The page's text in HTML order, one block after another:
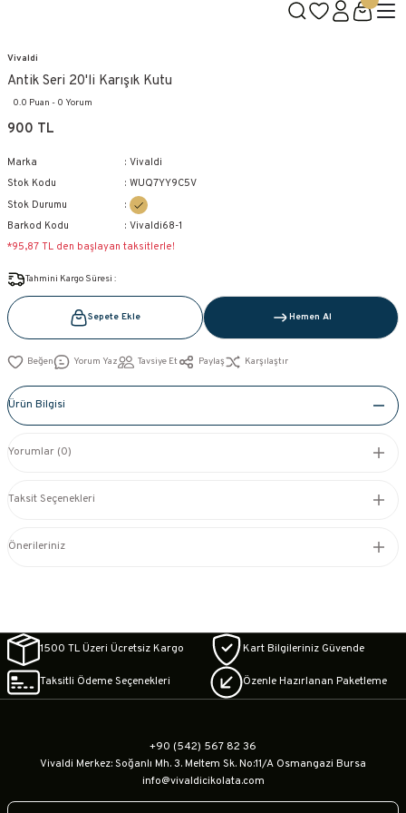
Vivaldi
Antik Seri 20'li Karışık Kutu
0.0 Puan - 0 Yorum
900 TL
Marka
Vivaldi
Stok Kodu
WUQ7YY9C5V
Stok Durumu
Barkod Kodu
Vivaldi68-1
*95,87 TL den başlayan taksitlerle!
Tahmini Kargo Süresi :
Sepete Ekle Hemen Al
Yorum Yaz Tavsiye Et Paylaş Karşılaştır
Ürün Bilgisi
Yorumlar (0)
Taksit Seçenekleri
Önerileriniz
1500 TL Üzeri Ücretsiz Kargo Kart Bilgileriniz Güvende
Taksitli Ödeme Seçenekleri Özenle Hazırlanan Paketleme
+90 (542) 567 82 36
Vivaldi Merkez: Soğanlı Mh. 3. Meltem Sk. No:11/A Osmangazi Bursa
info@vivaldicikolata.com